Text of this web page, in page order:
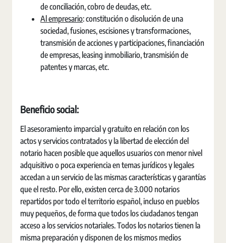
de conciliación, cobro de deudas, etc.
Al empresario: constitución o disolución de una
sociedad, fusiones, escisiones y transformaciones,
transmisión de acciones y participaciones, financiación
de empresas, leasing inmobiliario, transmisión de
patentes y marcas, etc.
Beneficio social:
El asesoramiento imparcial y gratuito en relación con los
actos y servicios contratados y la libertad de elección del
notario hacen posible que aquellos usuarios con menor nivel
adquisitivo o poca experiencia en temas jurídicos y legales
accedan a un servicio de las mismas características y garantías
que el resto. Por ello, existen cerca de 3.000 notarios
repartidos por todo el territorio español, incluso en pueblos
muy pequeños, de forma que todos los ciudadanos tengan
acceso a los servicios notariales. Todos los notarios tienen la
misma preparación y disponen de los mismos medios